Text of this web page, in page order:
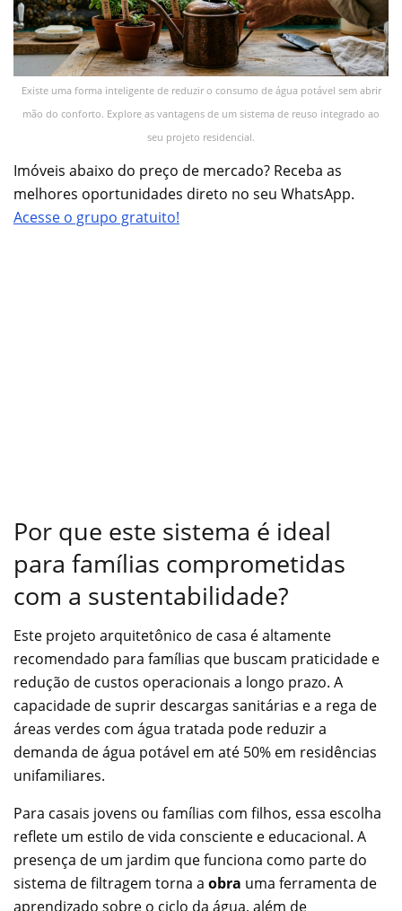
Existe uma forma inteligente de reduzir o consumo de água potável sem abrir
mão do conforto. Explore as vantagens de um sistema de reuso integrado ao
seu projeto residencial.
Imóveis abaixo do preço de mercado? Receba as
melhores oportunidades direto no seu WhatsApp.
Acesse o grupo gratuito!
Por que este sistema é ideal
para famílias comprometidas
com a sustentabilidade?
Este projeto arquitetônico de casa é altamente
recomendado para famílias que buscam praticidade e
redução de custos operacionais a longo prazo. A
capacidade de suprir descargas sanitárias e a rega de
áreas verdes com água tratada pode reduzir a
demanda de água potável em até 50% em residências
unifamiliares.
Para casais jovens ou famílias com filhos, essa escolha
reflete um estilo de vida consciente e educacional. A
presença de um jardim que funciona como parte do
sistema de filtragem torna a obra uma ferramenta de
aprendizado sobre o ciclo da água, além de